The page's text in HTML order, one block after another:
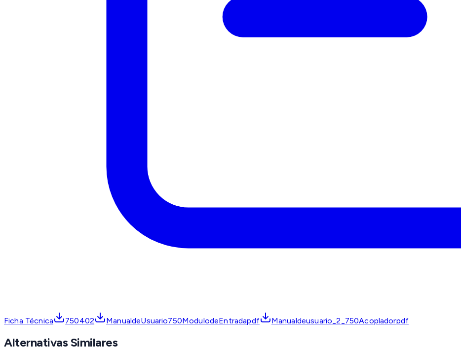
Ficha Técnica 750402 ManualdeUsuario750ModulodeEntradapdf Manualdeusuario_2_750Acopladorpdf
Alternativas Similares